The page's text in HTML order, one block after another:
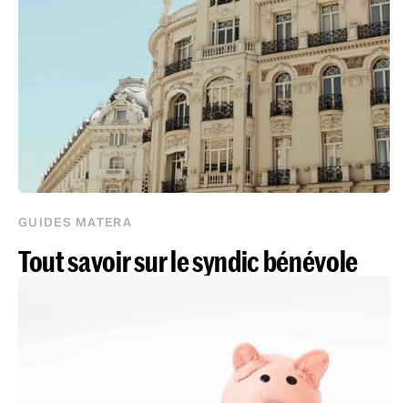
GUIDES MATERA
Tout savoir sur le syndic bénévole